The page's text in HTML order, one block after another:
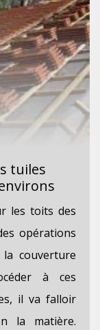
tuiles
les toits des
opérations
couverture
à ces
il va falloir
la matière.